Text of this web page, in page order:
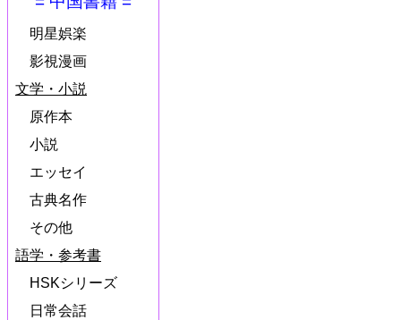
明星娯楽
影視漫画
文学・小説
原作本
小説
エッセイ
古典名作
その他
語学・参考書
HSKシリーズ
日常会話